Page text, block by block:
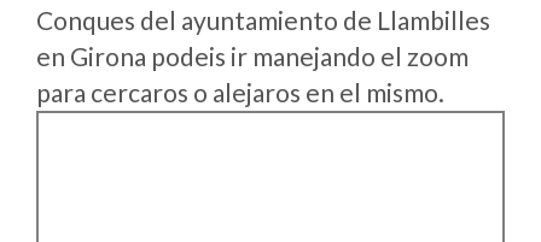
Conques del ayuntamiento de Llambilles
en Girona podeis ir manejando el zoom
para cercaros o alejaros en el mismo.